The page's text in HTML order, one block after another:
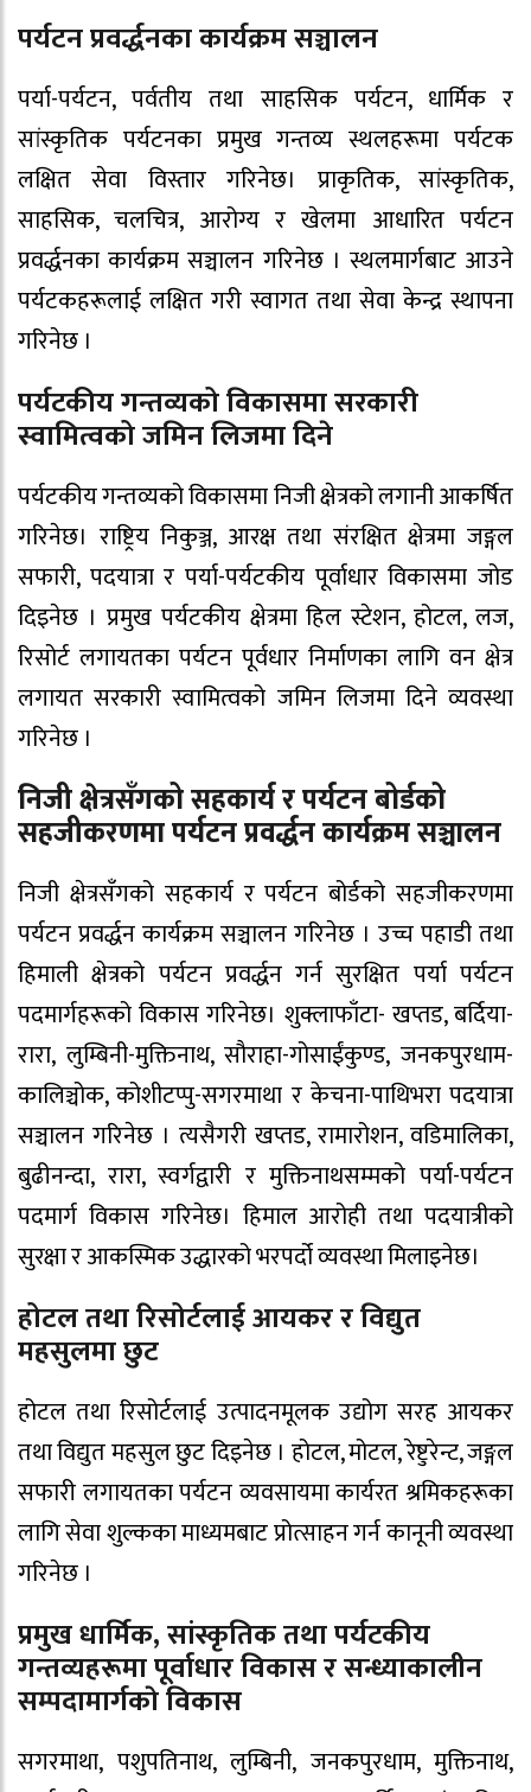
पर्यटन प्रवर्द्धनका कार्यक्रम सञ्चालन
पर्या-पर्यटन, पर्वतीय तथा साहसिक पर्यटन, धार्मिक र
सांस्कृतिक पर्यटनका प्रमुख गन्तव्य स्थलहरूमा पर्यटक
लक्षित सेवा विस्तार गरिनेछ। प्राकृतिक, सांस्कृतिक,
साहसिक, चलचित्र, आरोग्य र खेलमा आधारित पर्यटन
प्रवर्द्धनका कार्यक्रम सञ्चालन गरिनेछ । स्थलमार्गबाट आउने
पर्यटकहरूलाई लक्षित गरी स्वागत तथा सेवा केन्द्र स्थापना
गरिनेछ ।
पर्यटकीय गन्तव्यको विकासमा सरकारी
स्वामित्वको जमिन लिजमा दिने
पर्यटकीय गन्तव्यको विकासमा निजी क्षेत्रको लगानी आकर्षित
गरिनेछ। राष्ट्रिय निकुञ्ज, आरक्ष तथा संरक्षित क्षेत्रमा जङ्गल
सफारी, पदयात्रा र पर्या-पर्यटकीय पूर्वाधार विकासमा जोड
दिइनेछ । प्रमुख पर्यटकीय क्षेत्रमा हिल स्टेशन, होटल, लज,
रिसोर्ट लगायतका पर्यटन पूर्वधार निर्माणका लागि वन क्षेत्र
लगायत सरकारी स्वामित्वको जमिन लिजमा दिने व्यवस्था
गरिनेछ ।
निजी क्षेत्रसँगको सहकार्य र पर्यटन बोर्डको
सहजीकरणमा पर्यटन प्रवर्द्धन कार्यक्रम सञ्चालन
निजी क्षेत्रसँगको सहकार्य र पर्यटन बोर्डको सहजीकरणमा
पर्यटन प्रवर्द्धन कार्यक्रम सञ्चालन गरिनेछ । उच्च पहाडी तथा
हिमाली क्षेत्रको पर्यटन प्रवर्द्धन गर्न सुरक्षित पर्या पर्यटन
पदमार्गहरूको विकास गरिनेछ। शुक्लाफाँटा- खप्तड, बर्दिया-
रारा, लुम्बिनी-मुक्तिनाथ, सौराहा-गोसाईंकुण्ड, जनकपुरधाम-
कालिञ्चोक, कोशीटप्पु-सगरमाथा र केचना-पाथिभरा पदयात्रा
सञ्चालन गरिनेछ । त्यसैगरी खप्तड, रामारोशन, वडिमालिका,
बुढीनन्दा, रारा, स्वर्गद्वारी र मुक्तिनाथसम्मको पर्या-पर्यटन
पदमार्ग विकास गरिनेछ। हिमाल आरोही तथा पदयात्रीको
सुरक्षा र आकस्मिक उद्धारको भरपर्दो व्यवस्था मिलाइनेछ।
होटल तथा रिसोर्टलाई आयकर र विद्युत
महसुलमा छुट
होटल तथा रिसोर्टलाई उत्पादनमूलक उद्योग सरह आयकर
तथा विद्युत महसुल छुट दिइनेछ । होटल, मोटल, रेष्टुरेन्ट, जङ्गल
सफारी लगायतका पर्यटन व्यवसायमा कार्यरत श्रमिकहरूका
लागि सेवा शुल्कका माध्यमबाट प्रोत्साहन गर्न कानूनी व्यवस्था
गरिनेछ ।
प्रमुख धार्मिक, सांस्कृतिक तथा पर्यटकीय
गन्तव्यहरूमा पूर्वाधार विकास र सन्ध्याकालीन
सम्पदामार्गकाे विकास
सगरमाथा, पशुपतिनाथ, लुम्बिनी, जनकपुरधाम, मुक्तिनाथ,